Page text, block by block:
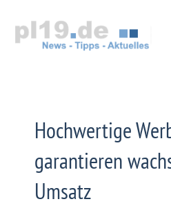
springen
Hochwertige
garantieren
Umsatz